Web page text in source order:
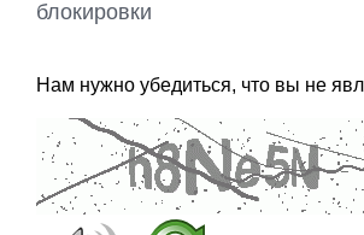
блокировки
Нам нужно убедиться, что вы не